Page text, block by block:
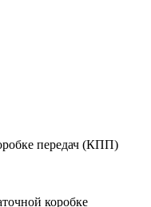
передач (КПП)
коробке